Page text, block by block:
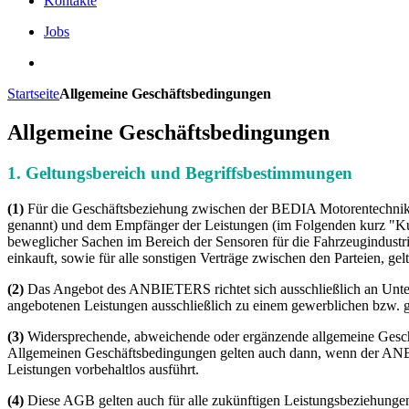
Jobs
StartseiteAllgemeine Geschäftsbedingungen
Allgemeine Geschäftsbedingungen
1. Geltungsbereich und Begriffsbestimmungen
(1) Für die Geschäftsbeziehung zwischen der BEDIA
genannt) und dem Empfänger der Leistungen (im Folgenden kurz
beweglicher Sachen im Bereich der Sensoren für die
einkauft, sowie für alle sonstigen Verträge zwischen den Parteien,
(2) Das Angebot des ANBIETERS richtet sich ausschließlich an
angebotenen Leistungen ausschließlich zu einem gewerblichen
(3) Widersprechende, abweichende oder ergänzende allgemeine
Allgemeinen Geschäftsbedingungen gelten auch dann, wenn der
Leistungen vorbehaltlos ausführt.
(4) Diese AGB gelten auch für alle zukünftigen